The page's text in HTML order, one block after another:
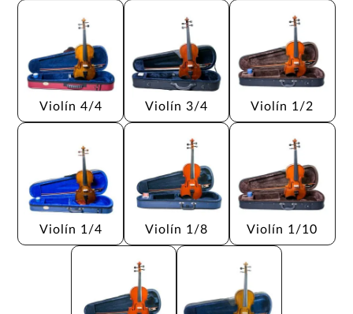
Violín 4/4 Violín 3/4 Violín 1/2
Violín 1/4 Violín 1/8 Violín 1/10